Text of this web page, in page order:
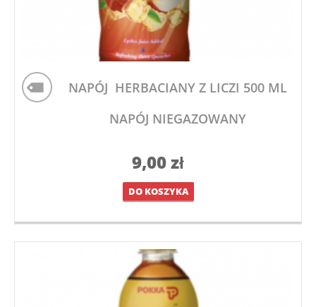
NAPÓJ HERBACIANY Z LICZI 500 ML
NAPÓJ NIEGAZOWANY
9,00zł
DO KOSZYKA